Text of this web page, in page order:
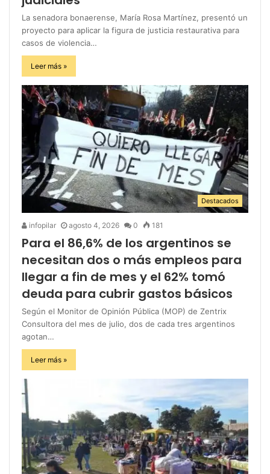
La senadora bonaerense, María Rosa Martínez, presentó un
proyecto para aplicar la figura de justicia restaurativa para
casos de violencia…
Leer más »
Destacados
infopilar agosto 4, 2026 0 181
Para el 86,6% de los argentinos se
necesitan dos o más empleos para
llegar a fin de mes y el 62% tomó
deuda para cubrir gastos básicos
Según el Monitor de Opinión Pública (MOP) de Zentrix
Consultora del mes de julio, dos de cada tres argentinos
agotan…
Leer más »